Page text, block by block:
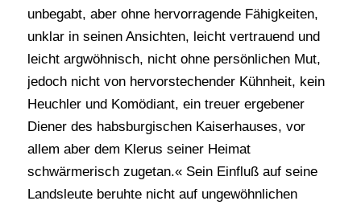
unbegabt, aber ohne hervorragende Fähigkeiten,
unklar in seinen Ansichten, leicht vertrauend und
leicht argwöhnisch, nicht ohne persönlichen Mut,
jedoch nicht von hervorstechender Kühnheit, kein
Heuchler und Komödiant, ein treuer ergebener
Diener des habsburgischen Kaiserhauses, vor
allem aber dem Klerus seiner Heimat
schwärmerisch zugetan.« Sein Einfluß auf seine
Landsleute beruhte nicht auf ungewöhnlichen